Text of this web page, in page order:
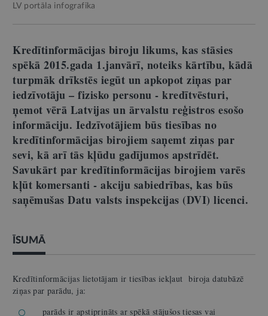
LV portāla infografika
Kredītinformācijas biroju likums, kas stāsies
spēkā 2015.gada 1.janvārī, noteiks kārtību, kādā
turpmāk drīkstēs iegūt un apkopot ziņas par
iedzīvotāju – fizisko personu - kredītvēsturi,
ņemot vērā Latvijas un ārvalstu reģistros esošo
informāciju. Iedzīvotājiem būs tiesības no
kredītinformācijas birojiem saņemt ziņas par
sevi, kā arī tās kļūdu gadījumos apstrīdēt.
Savukārt par kredītinformācijas birojiem varēs
kļūt komersanti - akciju sabiedrības, kas būs
saņēmušas Datu valsts inspekcijas (DVI) licenci.
ĪSUMĀ
Kredītinformācijas lietotājam ir tiesības iekļaut biroja datubāzē
ziņas par parādu, ja:
parāds ir apstiprināts ar spēkā stājušos tiesas vai